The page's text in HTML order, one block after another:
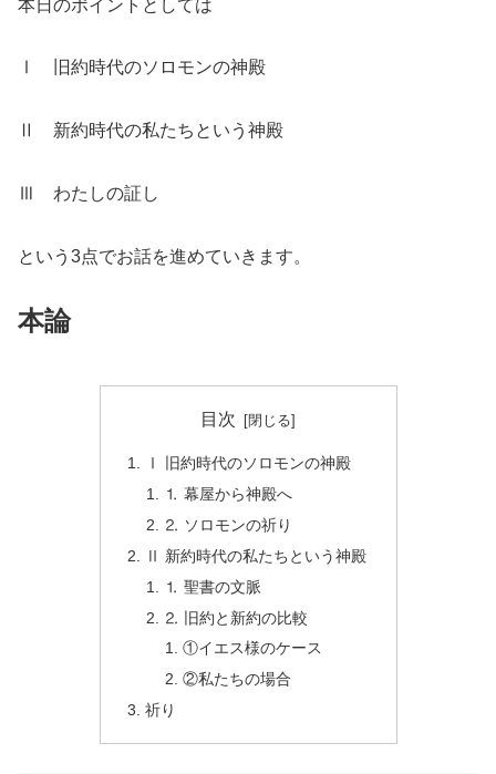
本日のポイントとしては
Ⅰ 旧約時代のソロモンの神殿
Ⅱ 新約時代の私たちという神殿
Ⅲ わたしの証し
という3点でお話を進めていきます。
本論
目次
Ⅰ 旧約時代のソロモンの神殿
⒈ 幕屋から神殿へ
⒉ ソロモンの祈り
Ⅱ 新約時代の私たちという神殿
⒈ 聖書の文脈
⒉ 旧約と新約の比較
①イエス様のケース
②私たちの場合
祈り